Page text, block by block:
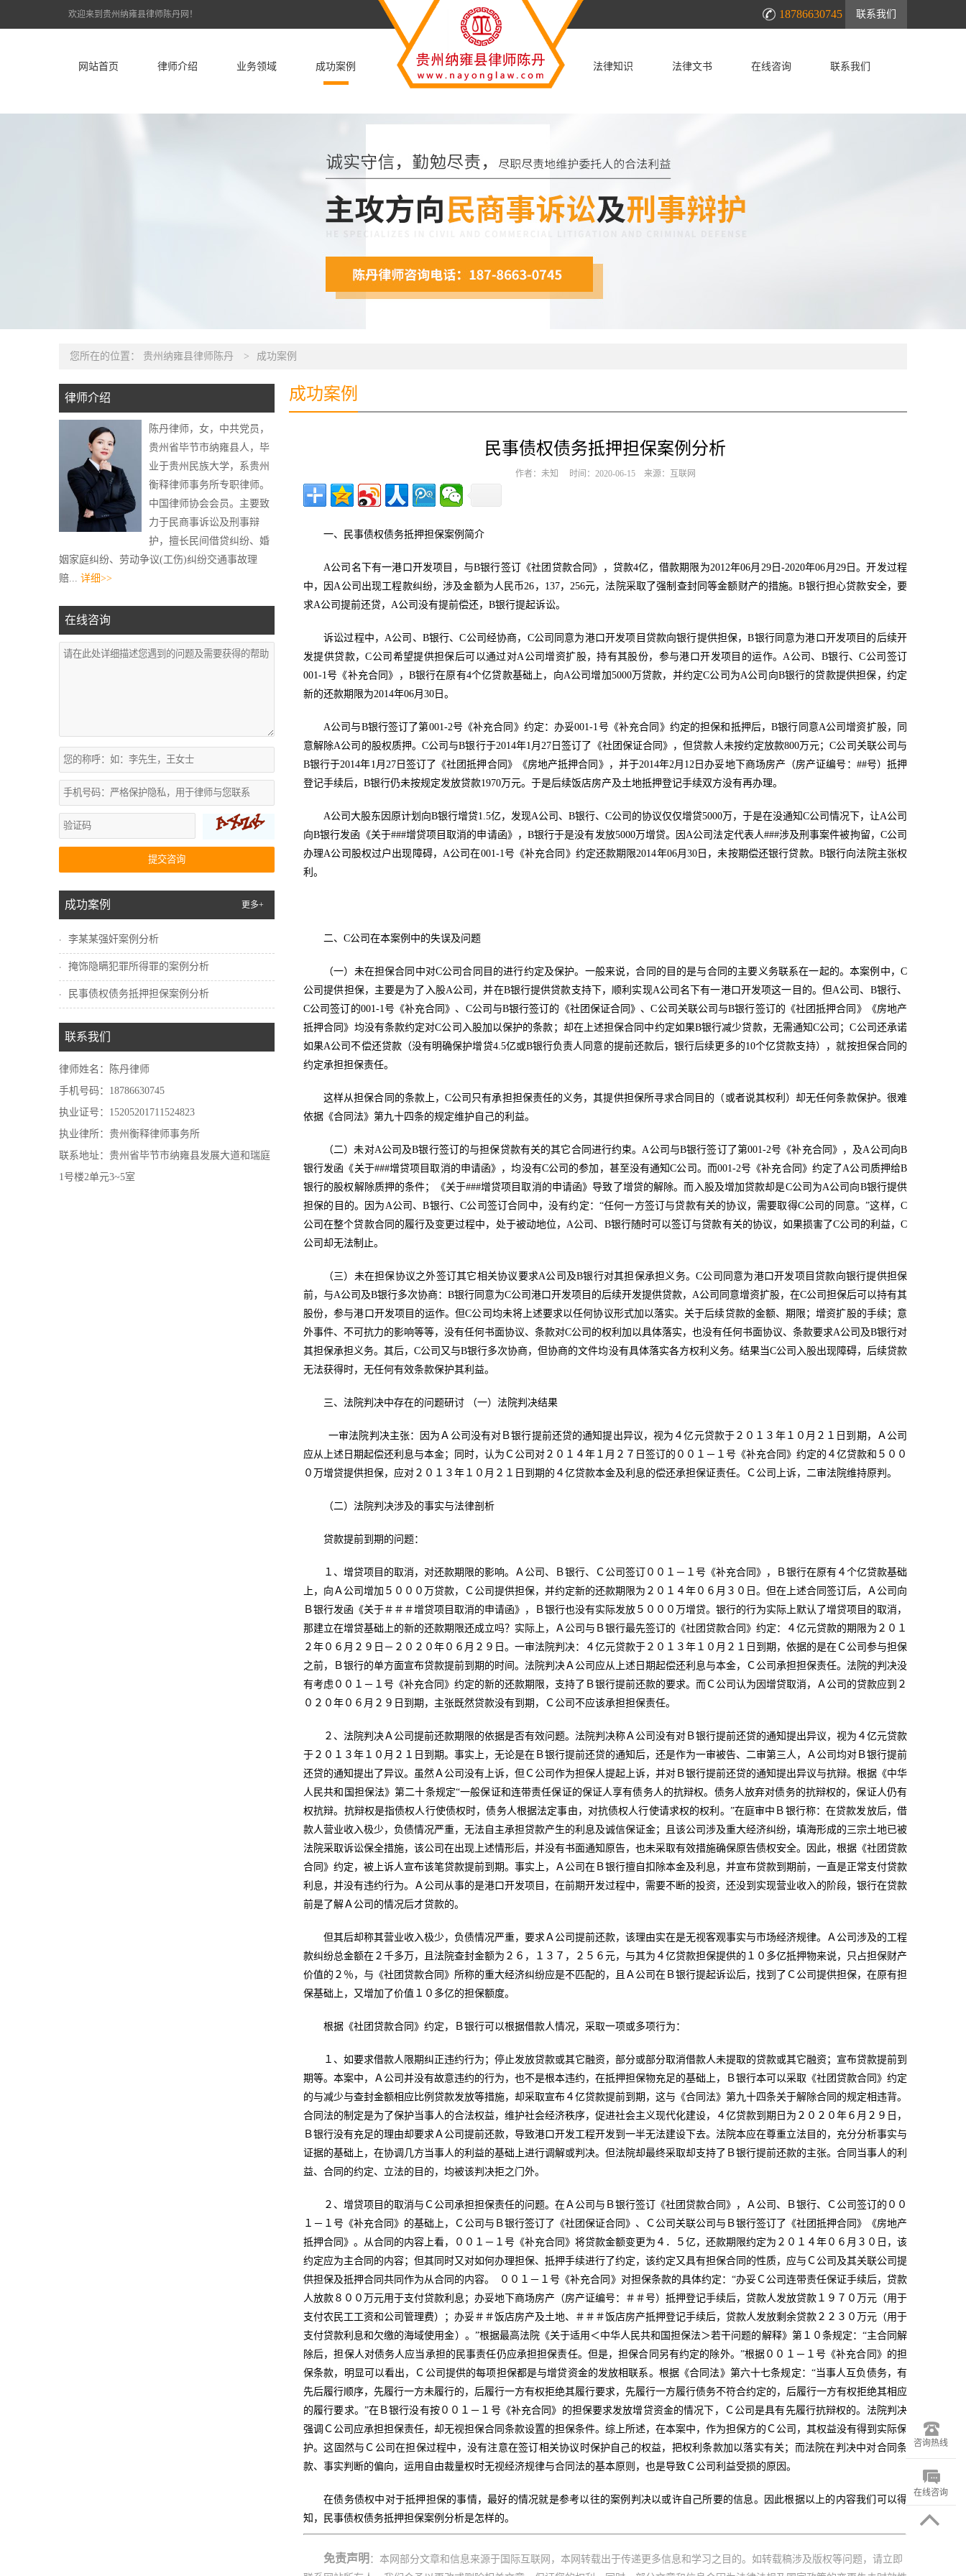
欢迎来到贵州纳雍县律师陈丹网！ 18786630745 联系我们
网站首页 律师介绍 业务领域 成功案例 法律知识 法律文书 在线咨询 联系我们
您所在的位置： 贵州纳雍县律师陈丹 > 成功案例
律师介绍
陈丹律师，女，中共党员，
贵州省毕节市纳雍县人，毕
业于贵州民族大学，系贵州
衡释律师事务所专职律师。
中国律师协会会员。主要致
力于民商事诉讼及刑事辩
护，擅长民间借贷纠纷、婚
姻家庭纠纷、劳动争议(工伤)纠纷交通事故理
赔... 详细>>
在线咨询
提交咨询
成功案例 更多+
李某某强奸案例分析
掩饰隐瞒犯罪所得罪的案例分析
民事债权债务抵押担保案例分析
联系我们
律师姓名：陈丹律师
手机号码：18786630745
执业证号：15205201711524823
执业律所：贵州衡释律师事务所
联系地址：贵州省毕节市纳雍县发展大道和瑞庭
1号楼2单元3~5室
成功案例
民事债权债务抵押担保案例分析
作者：未知 时间：2020-06-15 来源：互联网
一、民事债权债务抵押担保案例简介
A公司名下有一港口开发项目，与B银行签订《社团贷款合同》，贷款4亿，借款期限为2012年06月29日-2020年06月29日。开发过程
中，因A公司出现工程款纠纷，涉及金额为人民币26，137，256元，法院采取了强制查封同等金额财产的措施。B银行担心贷款安全，要
求A公司提前还贷，A公司没有提前偿还，B银行提起诉讼。
诉讼过程中，A公司、B银行、C公司经协商，C公司同意为港口开发项目贷款向银行提供担保，B银行同意为港口开发项目的后续开
发提供贷款，C公司希望提供担保后可以通过对A公司增资扩股，持有其股份，参与港口开发项目的运作。A公司、B银行、C公司签订
001-1号《补充合同》，B银行在原有4个亿贷款基础上，向A公司增加5000万贷款，并约定C公司为A公司向B银行的贷款提供担保，约定
新的还款期限为2014年06月30日。
A公司与B银行签订了第001-2号《补充合同》约定：办妥001-1号《补充合同》约定的担保和抵押后，B银行同意A公司增资扩股，同
意解除A公司的股权质押。C公司与B银行于2014年1月27日签订了《社团保证合同》，但贷款人未按约定放款800万元；C公司关联公司与
B银行于2014年1月27日签订了《社团抵押合同》《房地产抵押合同》，并于2014年2月12日办妥地下商场房产（房产证编号：##号）抵押
登记手续后，B银行仍未按规定发放贷款1970万元。于是后续饭店房产及土地抵押登记手续双方没有再办理。
A公司大股东因原计划向B银行增贷1.5亿，发现A公司、B银行、C公司的协议仅仅增贷5000万，于是在没通知C公司情况下，让A公司
向B银行发函《关于###增贷项目取消的申请函》，B银行于是没有发放5000万增贷。因A公司法定代表人###涉及刑事案件被拘留，C公司
办理A公司股权过户出现障碍，A公司在001-1号《补充合同》约定还款期限2014年06月30日，未按期偿还银行贷款。B银行向法院主张权
利。
二、C公司在本案例中的失误及问题
（一）未在担保合同中对C公司合同目的进行约定及保护。一般来说，合同的目的是与合同的主要义务联系在一起的。本案例中，C
公司提供担保，主要是为了入股A公司，并在B银行提供贷款支持下，顺利实现A公司名下有一港口开发项这一目的。但A公司、B银行、
C公司签订的001-1号《补充合同》、C公司与B银行签订的《社团保证合同》、C公司关联公司与B银行签订的《社团抵押合同》《房地产
抵押合同》均没有条款约定对C公司入股加以保护的条款；却在上述担保合同中约定如果B银行减少贷款，无需通知C公司；C公司还承诺
如果A公司不偿还贷款（没有明确保护增贷4.5亿或B银行负责人同意的提前还款后，银行后续更多的10个亿贷款支持），就按担保合同的
约定承担担保责任。
这样从担保合同的条款上，C公司只有承担担保责任的义务，其提供担保所寻求合同目的（或者说其权利）却无任何条款保护。很难
依据《合同法》第九十四条的规定维护自己的利益。
（二）未对A公司及B银行签订的与担保贷款有关的其它合同进行约束。A公司与B银行签订了第001-2号《补充合同》，及A公司向B
银行发函《关于###增贷项目取消的申请函》，均没有C公司的参加，甚至没有通知C公司。而001-2号《补充合同》约定了A公司质押给B
银行的股权解除质押的条件；《关于###增贷项目取消的申请函》导致了增贷的解除。而入股及增加贷款却是C公司为A公司向B银行提供
担保的目的。因为A公司、B银行、C公司签订合同中，没有约定：“任何一方签订与贷款有关的协议，需要取得C公司的同意。”这样，C
公司在整个贷款合同的履行及变更过程中，处于被动地位，A公司、B银行随时可以签订与贷款有关的协议，如果损害了C公司的利益，C
公司却无法制止。
（三）未在担保协议之外签订其它相关协议要求A公司及B银行对其担保承担义务。C公司同意为港口开发项目贷款向银行提供担保
前，与A公司及B银行多次协商：B银行同意为C公司港口开发项目的后续开发提供贷款，A公司同意增资扩股，在C公司担保后可以持有其
股份，参与港口开发项目的运作。但C公司均未将上述要求以任何协议形式加以落实。关于后续贷款的金额、期限；增资扩股的手续；意
外事件、不可抗力的影响等等，没有任何书面协议、条款对C公司的权利加以具体落实，也没有任何书面协议、条款要求A公司及B银行对
其担保承担义务。其后，C公司又与B银行多次协商，但协商的文件均没有具体落实各方权利义务。结果当C公司入股出现障碍，后续贷款
无法获得时，无任何有效条款保护其利益。
三、法院判决中存在的问题研讨 （一）法院判决结果
一审法院判决主张：因为Ａ公司没有对Ｂ银行提前还贷的通知提出异议，视为４亿元贷款于２０１３年１０月２１日到期，Ａ公司
应从上述日期起偿还利息与本金；同时，认为Ｃ公司对２０１４年１月２７日签订的００１－１号《补充合同》约定的４亿贷款和５００
０万增贷提供担保，应对２０１３年１０月２１日到期的４亿贷款本金及利息的偿还承担保证责任。Ｃ公司上诉，二审法院维持原判。
（二）法院判决涉及的事实与法律剖析
贷款提前到期的问题：
１、增贷项目的取消，对还款期限的影响。Ａ公司、Ｂ银行、Ｃ公司签订００１－１号《补充合同》，Ｂ银行在原有４个亿贷款基础
上，向Ａ公司增加５０００万贷款，Ｃ公司提供担保，并约定新的还款期限为２０１４年０６月３０日。但在上述合同签订后，Ａ公司向
Ｂ银行发函《关于＃＃＃增贷项目取消的申请函》，Ｂ银行也没有实际发放５０００万增贷。银行的行为实际上默认了增贷项目的取消，
那建立在增贷基础上的新的还款期限还成立吗？实际上，Ａ公司与Ｂ银行最先签订的《社团贷款合同》约定：４亿元贷款的期限为２０１
２年０６月２９日－２０２０年０６月２９日。一审法院判决：４亿元贷款于２０１３年１０月２１日到期，依据的是在Ｃ公司参与担保
之前，Ｂ银行的单方面宣布贷款提前到期的时间。法院判决Ａ公司应从上述日期起偿还利息与本金，Ｃ公司承担担保责任。法院的判决没
有考虑００１－１号《补充合同》约定的新的还款期限，支持了Ｂ银行提前还款的要求。而Ｃ公司认为因增贷取消，Ａ公司的贷款应到２
０２０年０６月２９日到期，主张既然贷款没有到期，Ｃ公司不应该承担担保责任。
２、法院判决Ａ公司提前还款期限的依据是否有效问题。法院判决称Ａ公司没有对Ｂ银行提前还贷的通知提出异议，视为４亿元贷款
于２０１３年１０月２１日到期。事实上，无论是在Ｂ银行提前还贷的通知后，还是作为一审被告、二审第三人，Ａ公司均对Ｂ银行提前
还贷的通知提出了异议。虽然Ａ公司没有上诉，但Ｃ公司作为担保人提起上诉，并对Ｂ银行提前还贷的通知提出异议与抗辩。根据《中华
人民共和国担保法》第二十条规定“一般保证和连带责任保证的保证人享有债务人的抗辩权。债务人放弃对债务的抗辩权的，保证人仍有
权抗辩。抗辩权是指债权人行使债权时，债务人根据法定事由，对抗债权人行使请求权的权利。”在庭审中Ｂ银行称：在贷款发放后，借
款人营业收入极少，负债情况严重，无法自主承担贷款产生的利息及诚信保证金；且该公司涉及重大经济纠纷，填海形成的三宗土地已被
法院采取诉讼保全措施，该公司在出现上述情形后，并没有书面通知原告，也未采取有效措施确保原告债权安全。因此，根据《社团贷款
合同》约定，被上诉人宣布该笔贷款提前到期。事实上，Ａ公司在Ｂ银行擅自扣除本金及利息，并宣布贷款到期前，一直是正常支付贷款
利息，并没有违约行为。Ａ公司从事的是港口开发项目，在前期开发过程中，需要不断的投资，还没到实现营业收入的阶段，银行在贷款
前是了解Ａ公司的情况后才贷款的。
但其后却称其营业收入极少，负债情况严重，要求Ａ公司提前还款，该理由实在是无视客观事实与市场经济规律。Ａ公司涉及的工程
款纠纷总金额在２千多万，且法院查封金额为２６，１３７，２５６元，与其为４亿贷款担保提供的１０多亿抵押物来说，只占担保财产
价值的２％，与《社团贷款合同》所称的重大经济纠纷应是不匹配的，且Ａ公司在Ｂ银行提起诉讼后，找到了Ｃ公司提供担保，在原有担
保基础上，又增加了价值１０多亿的担保额度。
根据《社团贷款合同》约定，Ｂ银行可以根据借款人情况，采取一项或多项行为：
１、如要求借款人限期纠正违约行为；停止发放贷款或其它融资，部分或部分取消借款人未提取的贷款或其它融资；宣布贷款提前到
期等。本案中，Ａ公司并没有故意违约的行为，也不是根本违约，在抵押担保物充足的基础上，Ｂ银行本可以采取《社团贷款合同》约定
的与减少与查封金额相应比例贷款发放等措施，却采取宣布４亿贷款提前到期，这与《合同法》第九十四条关于解除合同的规定相违背。
合同法的制定是为了保护当事人的合法权益，维护社会经济秩序，促进社会主义现代化建设，４亿贷款到期日为２０２０年６月２９日，
Ｂ银行没有充足的理由却要求Ａ公司提前还款，导致港口开发工程开发到一半无法建设下去。法院本应在尊重立法目的，充分分析事实与
证据的基础上，在协调几方当事人的利益的基础上进行调解或判决。但法院却最终采取却支持了Ｂ银行提前还款的主张。合同当事人的利
益、合同的约定、立法的目的，均被该判决拒之门外。
２、增贷项目的取消与Ｃ公司承担担保责任的问题。在Ａ公司与Ｂ银行签订《社团贷款合同》，Ａ公司、Ｂ银行、Ｃ公司签订的００
１－１号《补充合同》的基础上，Ｃ公司与Ｂ银行签订了《社团保证合同》、Ｃ公司关联公司与Ｂ银行签订了《社团抵押合同》《房地产
抵押合同》。从合同的内容上看，００１－１号《补充合同》将贷款金额变更为４．５亿，还款期限约定为２０１４年０６月３０日，该
约定应为主合同的内容；但其同时又对如何办理担保、抵押手续进行了约定，该约定又具有担保合同的性质，应与Ｃ公司及其关联公司提
供担保及抵押合同共同作为从合同的内容。 ００１－１号《补充合同》对担保条款的具体约定：“办妥Ｃ公司连带责任保证手续后，贷款
人放款８００万元用于支付贷款利息；办妥地下商场房产（房产证编号：＃＃号）抵押登记手续后，贷款人发放贷款１９７０万元（用于
支付农民工工资和公司管理费）；办妥＃＃饭店房产及土地、＃＃＃饭店房产抵押登记手续后，贷款人发放剩余贷款２２３０万元（用于
支付贷款利息和欠缴的海域使用金）。”根据最高法院《关于适用＜中华人民共和国担保法＞若干问题的解释》第１０条规定：“主合同解
除后，担保人对债务人应当承担的民事责任仍应承担担保责任。但是，担保合同另有约定的除外。”根据００１－１号《补充合同》的担
保条款，明显可以看出，Ｃ公司提供的每项担保都是与增贷资金的发放相联系。根据《合同法》第六十七条规定：“当事人互负债务，有
先后履行顺序，先履行一方未履行的，后履行一方有权拒绝其履行要求，先履行一方履行债务不符合约定的，后履行一方有权拒绝其相应
的履行要求。”在Ｂ银行没有按００１－１号《补充合同》的担保要求发放增贷资金的情况下，Ｃ公司是具有先履行抗辩权的。法院判决
强调Ｃ公司应承担担保责任，却无视担保合同条款设置的担保条件。综上所述，在本案中，作为担保方的Ｃ公司，其权益没有得到实际保
护。这固然与Ｃ公司在担保过程中，没有注意在签订相关协议时保护自己的权益，把权利条款加以落实有关；而法院在判决中对合同条
款、事实判断的偏向，运用自由裁量权时无视经济规律与合同法的基本原则，也是导致Ｃ公司利益受损的原因。
在债务债权中对于抵押担保的事情，最好的情况就是参考以往的案例判决以或许自己所要的信息。因此根据以上的内容我们可以得
知，民事债权债务抵押担保案例分析是怎样的。
免责声明 ：本网部分文章和信息来源于国际互联网，本网转载出于传递更多信息和学习之目的。如转载稿涉及版权等问题，请立即
咨询热线
在线咨询